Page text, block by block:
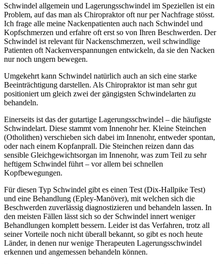
Schwindel allgemein und Lagerungsschwindel im Speziellen ist ein
Problem, auf das man als Chiropraktor oft nur per Nachfrage stösst.
Ich frage alle meine Nackenpatienten auch nach Schwindel und
Kopfschmerzen und erfahre oft erst so von Ihren Beschwerden. Der
Schwindel ist relevant für Nackenschmerzen, weil schwindlige
Patienten oft Nackenverspannungen entwickeln, da sie den Nacken
nur noch ungern bewegen.
Umgekehrt kann Schwindel natürlich auch an sich eine starke
Beeinträchtigung darstellen. Als Chiropraktor ist man sehr gut
positioniert um gleich zwei der gängigsten Schwindelarten zu
behandeln.
Einerseits ist das der gutartige Lagerungsschwindel – die häufigste
Schwindelart. Diese stammt vom Innenohr her. Kleine Steinchen
(Otholithen) verschieben sich dabei im Innenohr, entweder spontan,
oder nach einem Kopfanprall. Die Steinchen reizen dann das
sensible Gleichgewichtsorgan im Innenohr, was zum Teil zu sehr
heftigem Schwindel führt – vor allem bei schnellen
Kopfbewegungen.
Für diesen Typ Schwindel gibt es einen Test (Dix-Hallpike Test)
und eine Behandlung (Epley-Manöver), mit welchen sich die
Beschwerden zuverlässig diagnostizieren und behandeln lassen. In
den meisten Fällen lässt sich so der Schwindel innert weniger
Behandlungen komplett bessern. Leider ist das Verfahren, trotz all
seiner Vorteile noch nicht überall bekannt, so gibt es noch heute
Länder, in denen nur wenige Therapeuten Lagerungsschwindel
erkennen und angemessen behandeln können.